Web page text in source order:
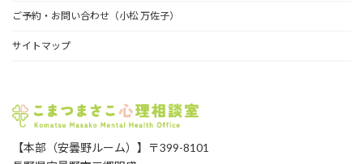
ご予約・お問い合わせ（小松 万佐子）
サイトマップ
【本部（安曇野ルーム）】〒399-8101